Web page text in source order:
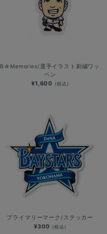
B☆Memories/選手イラスト刺繍ワッ
ペン
¥1,600 (税込)
プライマリーマーク/ステッカー
¥300 (税込)